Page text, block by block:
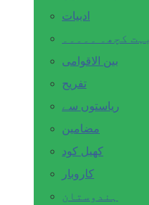
ادبیات
بہت کچھ۔ ۔۔۔۔۔
بین الاقوامی
تفریح
ریاستوں سے
مضامین
کھیل کود
کاروبار
ہندوستان